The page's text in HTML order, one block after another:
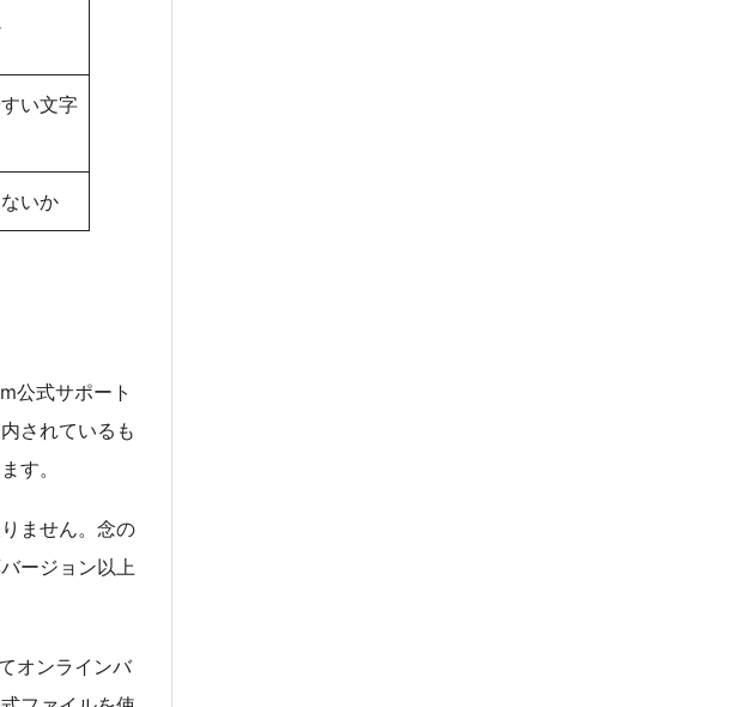
い文字
いか
公式サポート
されているも
す。
ません。念の
ージョン以上
オンラインバ